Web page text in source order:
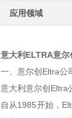
应用领域
意大利ELTRA意
一、意尔创Eltra公
意大利意尔创Eltra
自从1985开始，